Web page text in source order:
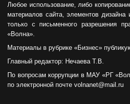
Любое использование, либо
материалов сайта, элементов
только с письменного разрешения
«Волна».
Материалы в рубрике «Бизнес»
Главный редактор: Нечаева Т.В.
По вопросам коррупции в МАУ «РГ
по электронной почте volnanet@mail.ru